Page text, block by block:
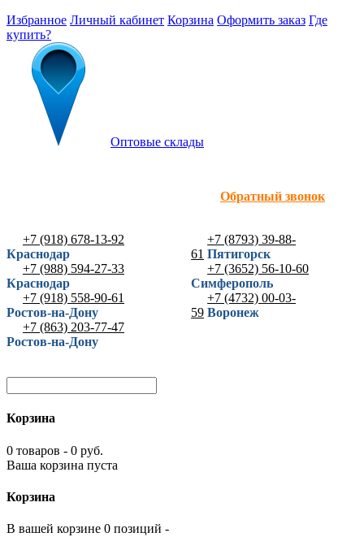
Избранное Личный кабинет Корзина Оформить заказ Где
купить?
Оптовые склады
Обратный звонок
+7 (918) 678-13-92
Краснодар
+7 (988) 594-27-33
Краснодар
+7 (918) 558-90-61
Ростов-на-Дону
+7 (863) 203-77-47
Ростов-на-Дону
+7 (8793) 39-88-
61 Пятигорск
+7 (3652) 56-10-60
Симферополь
+7 (4732) 00-03-
59 Воронеж
Корзина
0 товаров - 0 руб.
Ваша корзина пуста
Корзина
В вашей корзине 0 позиций -